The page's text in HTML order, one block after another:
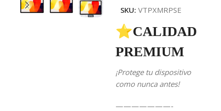
SKU: VTPXMRPSE
⭐CALIDAD
PREMIUM
¡Protege tu dispositivo
como nunca antes!
———————-